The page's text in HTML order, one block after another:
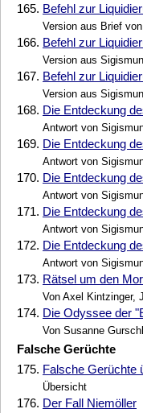
165. Befehl zur
Version aus Brief
166. Befehl zur
Version aus
167. Befehl zur
Version aus
168. Die Entdeckung
Antwort von
169. Die Entdeckung
Antwort von
170. Die Entdeckung
Antwort von
171. Die Entdeckung
Antwort von
172. Die Entdeckung
Antwort von
173. Rätsel um den
Von Axel Kintzinger,
174. Die Odyssee der
Von Susanne
Falsche Gerüchte
175. Falsche Gerüchte
Übersicht
176. Der Fall Niemöller